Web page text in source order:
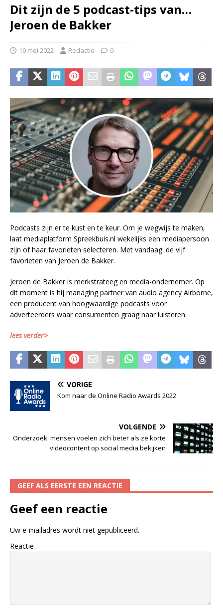
Dit zijn de 5 podcast-tips van…
Jeroen de Bakker
19 mei 2022 Redactie 0
Podcasts zijn er te kust en te keur. Om je wegwijs te maken,
laat mediaplatform Spreekbuis.nl wekelijks een mediapersoon
zijn of haar favorieten selecteren. Met vandaag: de vijf
favorieten van Jeroen de Bakker.
Jeroen de Bakker is merkstrateeg en media-ondernemer. Op
dit moment is hij managing partner van audio agency Airborne,
een producent van hoogwaardige podcasts voor
adverteerders waar consumenten graag naar luisteren.
lees verder>
VORIGE
Kom naar de Online Radio Awards 2022
VOLGENDE
Onderzoek: mensen voelen zich beter als ze korte
videocontent op social media bekijken
GEEF ALS EERSTE EEN REACTIE
Geef een reactie
Uw e-mailadres wordt niet gepubliceerd.
Reactie